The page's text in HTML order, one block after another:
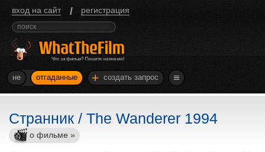
вход на сайт / регистрация
не отгаданные + создать запрос
Странник / The Wanderer 1994
о фильме »